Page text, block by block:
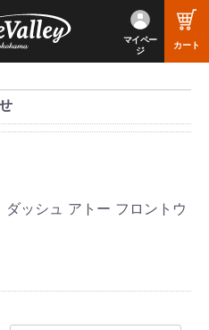
マイペー
ジ
カート
ダッシュ アトー フロントウ